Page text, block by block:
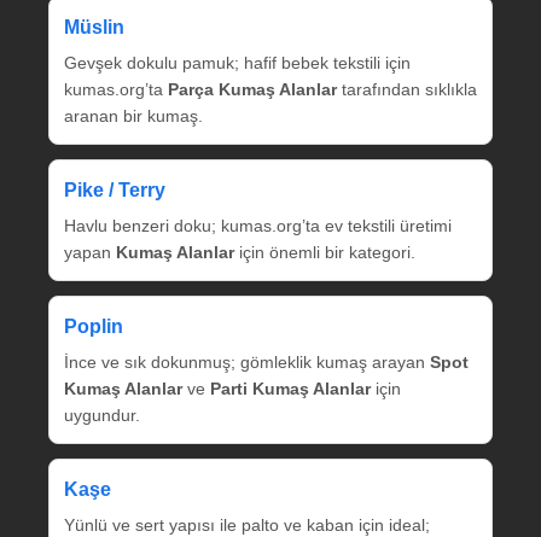
Müslin
Gevşek dokulu pamuk; hafif bebek tekstili için
kumas.org’ta Parça Kumaş Alanlartarafından sıklıkla
aranan bir kumaş.
Pike / Terry
Havlu benzeri doku; kumas.org’ta ev tekstili üretimi
yapan Kumaş Alanlariçin önemli bir kategori.
Poplin
İnce ve sık dokunmuş; gömleklik kumaş arayan Spot
Kumaş Alanlarve Parti Kumaş Alanlariçin
uygundur.
Kaşe
Yünlü ve sert yapısı ile palto ve kaban için ideal;